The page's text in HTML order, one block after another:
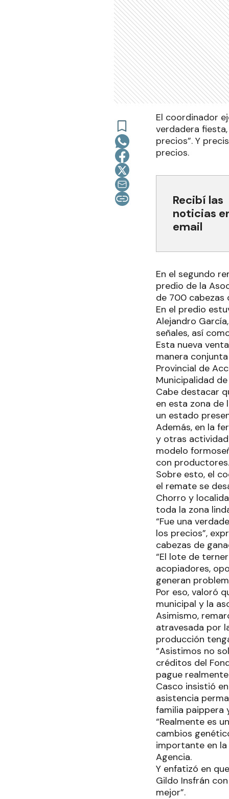
El coordinador
verdadera
precios”. Y
precios.
Recibí las
noticias
email
En el segundo
predio de la
de 700 cabezas
En el predio
Alejandro
señales, así
Esta nueva
manera
Provincial de
Municipalidad
Cabe destacar
en esta zona de
un estado
Además, en la
y otras
modelo
con productores.
Sobre esto, el
el remate se
Chorro y
toda la zona
“Fue una
los precios”,
cabezas de
“El lote de
acopiadores,
generan
Por eso, valoró
municipal y la
Asimismo,
atravesada por
producción
“Asistimos no
créditos del
pague
Casco insistió
asistencia
familia paippera
“Realmente es
cambios
importante en la
Agencia.
Y enfatizó en
Gildo Insfrán
mejor”.